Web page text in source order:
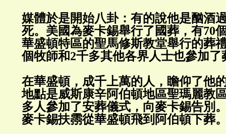
媒體於是開始八卦：有的說他是酗酒
死。美國為麥卡錫舉行了國葬，有70
華盛頓特區的聖馬修斯教堂舉行的葬
個牧師和2千多其他各界人士也參加了
在華盛頓，成千上萬的人，瞻仰了他
地點是威斯康辛阿伯頓地區聖瑪麗教
多人參加了安葬儀式，向麥卡錫告別
麥卡錫扶霛從華盛頓飛到阿伯頓下葬